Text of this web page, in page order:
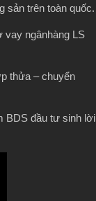
sản trên toàn quốc.
vay ngânhàng LS
thửa – chuyển
BDS đầu tư sinh lời